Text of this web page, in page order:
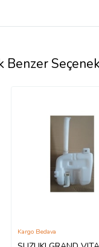
Benzer
Kargo Bedava